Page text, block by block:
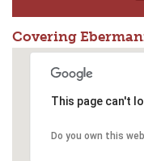
Covering
This page can't
Do you own this